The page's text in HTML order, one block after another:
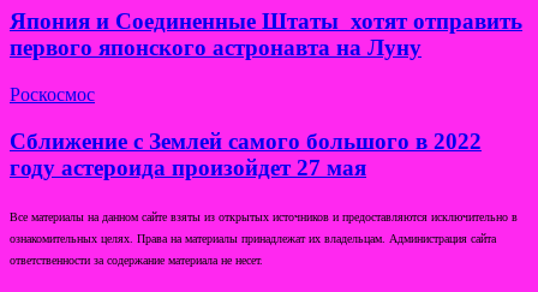
Япония и Соединенные Штаты хотят отправить
первого японского астронавта на Луну
Роскосмос
Сближение с Землей самого большого в 2022
году астероида произойдет 27 мая
Все материалы на данном сайте взяты из открытых источников и предоставляются исключительно в
ознакомительных целях. Права на материалы принадлежат их владельцам. Администрация сайта
ответственности за содержание материала не несет.